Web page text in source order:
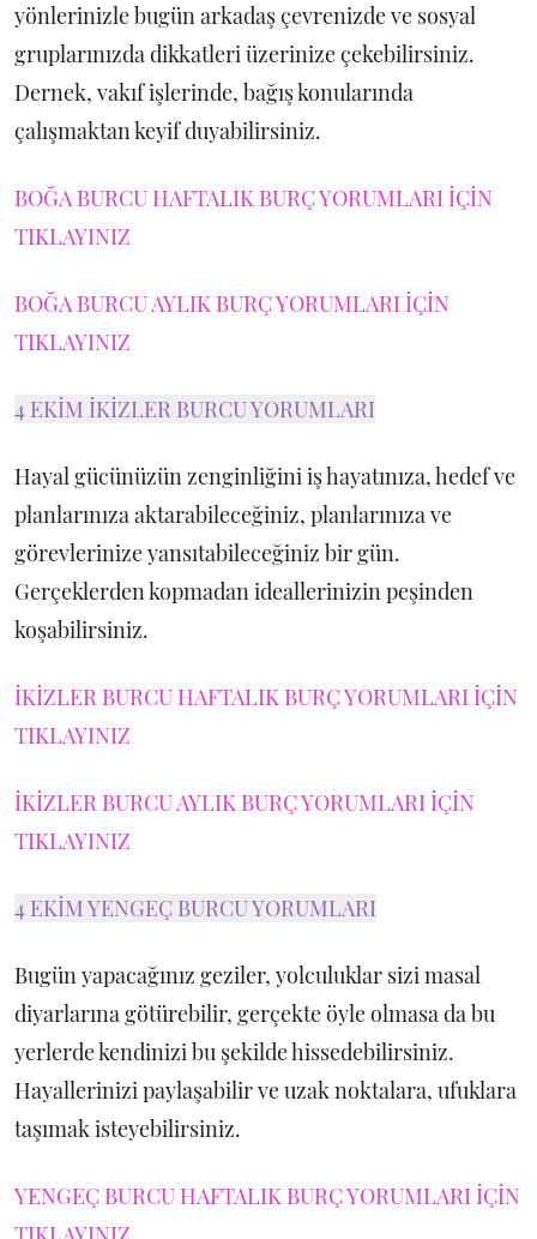
yönlerinizle bugün arkadaş çevrenizde ve sosyal
gruplarınızda dikkatleri üzerinize çekebilirsiniz.
Dernek, vakıf işlerinde, bağış konularında
çalışmaktan keyif duyabilirsiniz.
BOĞA BURCU HAFTALIK BURÇ YORUMLARI İÇİN
TIKLAYINIZ
BOĞA BURCU AYLIK BURÇ YORUMLARI İÇİN
TIKLAYINIZ
4 EKİM İKİZLER BURCU YORUMLARI
Hayal gücünüzün zenginliğini iş hayatınıza, hedef ve
planlarınıza aktarabileceğiniz, planlarınıza ve
görevlerinize yansıtabileceğiniz bir gün.
Gerçeklerden kopmadan ideallerinizin peşinden
koşabilirsiniz.
İKİZLER BURCU HAFTALIK BURÇ YORUMLARI İÇİN
TIKLAYINIZ
İKİZLER BURCU AYLIK BURÇ YORUMLARI İÇİN
TIKLAYINIZ
4 EKİM YENGEÇ BURCU YORUMLARI
Bugün yapacağınız geziler, yolculuklar sizi masal
diyarlarına götürebilir, gerçekte öyle olmasa da bu
yerlerde kendinizi bu şekilde hissedebilirsiniz.
Hayallerinizi paylaşabilir ve uzak noktalara, ufuklara
taşımak isteyebilirsiniz.
YENGEÇ BURCU HAFTALIK BURÇ YORUMLARI İÇİN